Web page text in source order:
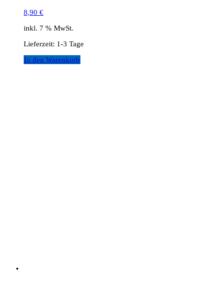
8,90 €
inkl. 7 % MwSt.
Lieferzeit: 1-3 Tage
In den Warenkorb